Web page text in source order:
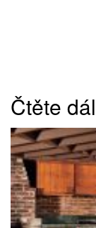
Čtěte